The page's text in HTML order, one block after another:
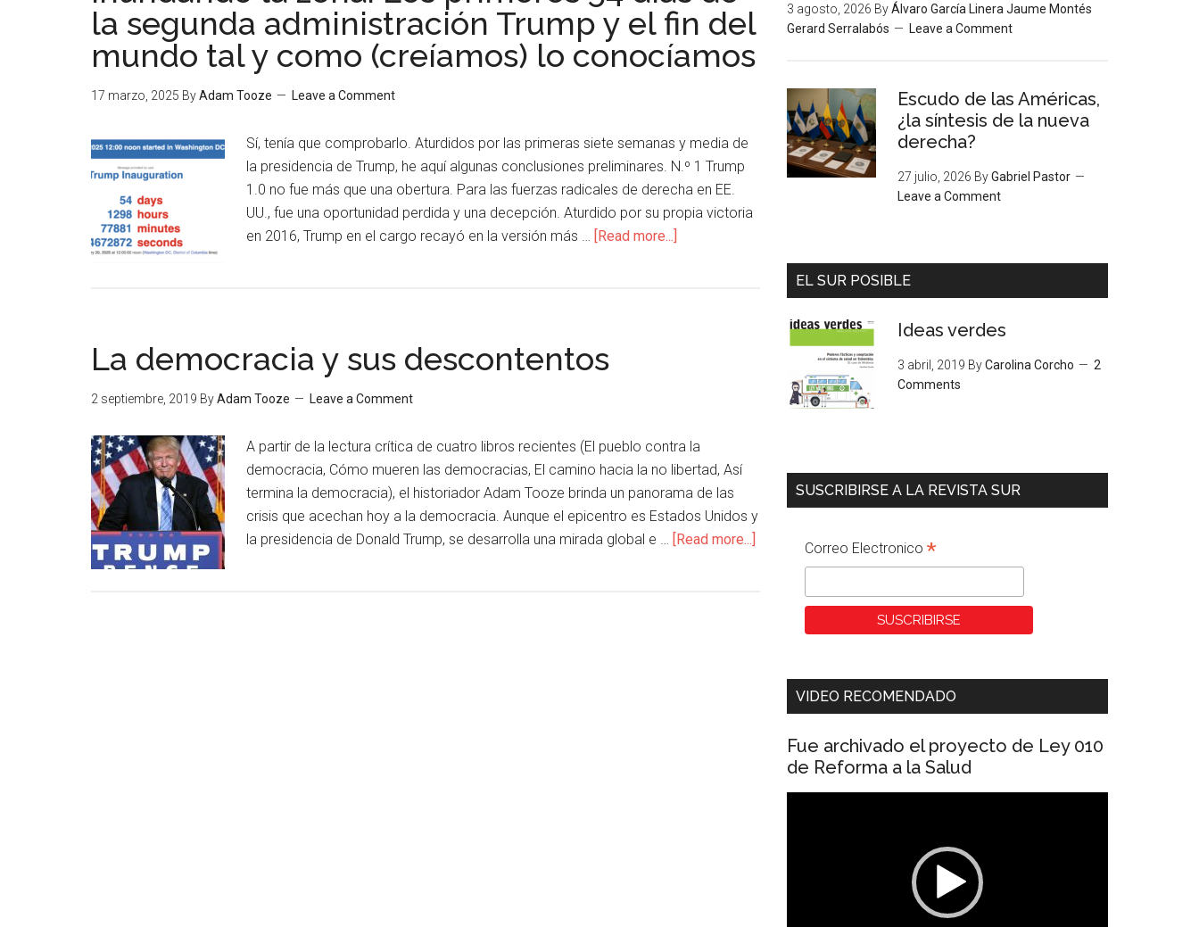
la segunda administración Trump y el fin del
mundo tal y como (creíamos) lo conocíamos
17 marzo, 2025 ByAdam Tooze Leave a Comment
Sí, tenía que comprobarlo. Aturdidos por las primeras siete semanas y media de
la presidencia de Trump, he aquí algunas conclusiones preliminares. N.º 1 Trump
1.0 no fue más que una obertura. Para las fuerzas radicales de derecha en EE.
UU., fue una oportunidad perdida y una decepción. Aturdido por su propia victoria
en 2016, Trump en el cargo recayó en la versión más … [Read more...]
La democracia y sus descontentos
2 septiembre, 2019 ByAdam Tooze Leave a Comment
A partir de la lectura crítica de cuatro libros recientes (El pueblo contra la
democracia, Cómo mueren las democracias, El camino hacia la no libertad, Así
termina la democracia), el historiador Adam Tooze brinda un panorama de las
crisis que acechan hoy a la democracia. Aunque el epicentro es Estados Unidos y
la presidencia de Donald Trump, se desarrolla una mirada global e … [Read more...]
3 agosto, 2026 ByÁlvaro García Linera Jaume Montés
Gerard Serralabós
Leave a Comment
Escudo de las Américas,
¿la síntesis de la nueva
derecha?
27 julio, 2026 ByGabriel Pastor
Leave a Comment
EL SUR POSIBLE
Ideas verdes
3 abril, 2019 ByCarolina Corcho
2
Comments
SUSCRIBIRSE A LA REVISTA SUR
Correo Electronico *
VIDEO RECOMENDADO
Fue archivado el proyecto de Ley 010
de Reforma a la Salud